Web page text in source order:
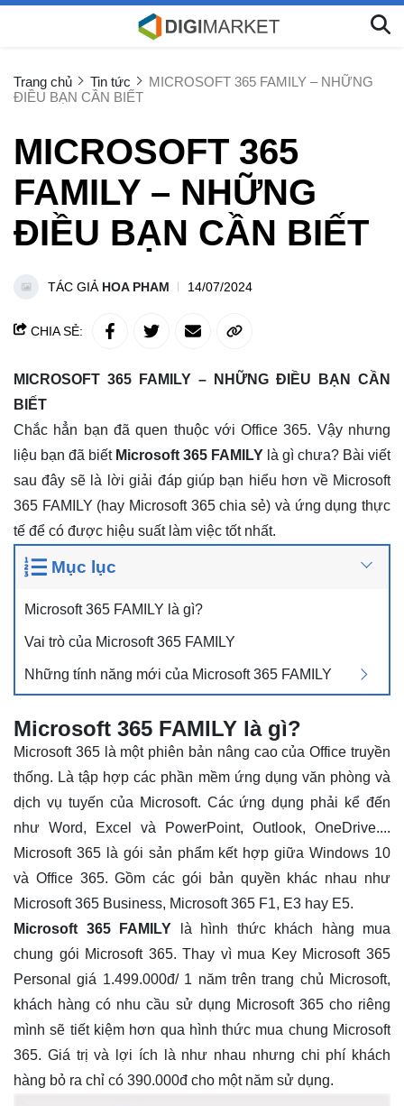
Trang chủ Tin tức
MICROSOFT 365 FAMILY – NHỮNG
ĐIỀU BẠN CẦN BIẾT
MICROSOFT 365
FAMILY – NHỮNG
ĐIỀU BẠN CẦN BIẾT
TÁC GIẢ HOA PHAM 14/07/2024
CHIA SẺ:
MICROSOFT 365 FAMILY – NHỮNG ĐIỀU BẠN CẦN
BIẾT
Chắc hẳn bạn đã quen thuộc với Office 365. Vậy nhưng
liệu bạn đã biết Microsoft 365 FAMILY là gì chưa? Bài viết
sau đây sẽ là lời giải đáp giúp bạn hiểu hơn về Microsoft
365 FAMILY (hay Microsoft 365 chia sẻ) và ứng dụng thực
tế để có được hiệu suất làm việc tốt nhất.
Mục lục
Microsoft 365 FAMILY là gì?
Vai trò của Microsoft 365 FAMILY
Những tính năng mới của Microsoft 365 FAMILY
Microsoft 365 FAMILY là gì?
Microsoft 365 là một phiên bản nâng cao của Office truyền
thống. Là tập hợp các phần mềm ứng dụng văn phòng và
dịch vụ tuyến của Microsoft. Các ứng dụng phải kể đến
như Word, Excel và PowerPoint, Outlook, OneDrive....
Microsoft 365 là gói sản phẩm kết hợp giữa Windows 10
và Office 365. Gồm các gói bản quyền khác nhau như
Microsoft 365 Business, Microsoft 365 F1, E3 hay E5.
Microsoft 365 FAMILY là hình thức khách hàng mua
chung gói Microsoft 365.Thay vì mua Key Microsoft 365
Personal giá 1.499.000đ/ 1 năm trên trang chủ Microsoft,
khách hàng có nhu cầu sử dụng Microsoft 365 cho riêng
mình sẽ tiết kiệm hơn qua hình thức mua chung Microsoft
365. Giá trị và lợi ích là như nhau nhưng chi phí khách
hàng bỏ ra chỉ có 390.000đ cho một năm sử dụng.